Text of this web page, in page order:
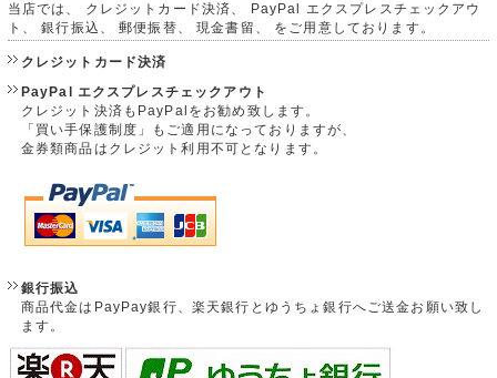
当店では、 クレジットカード決済、 PayPal エクスプレスチェックアウ
ト、 銀行振込、 郵便振替、 現金書留、 をご用意しております。
クレジットカード決済
PayPal エクスプレスチェックアウト
クレジット決済もPayPalをお勧め致します。
「買い手保護制度」もご適用になっておりますが、
金券類商品はクレジット利用不可となります。
銀行振込
商品代金はPayPay銀行、楽天銀行とゆうちょ銀行へご送金お願い致し
ます。